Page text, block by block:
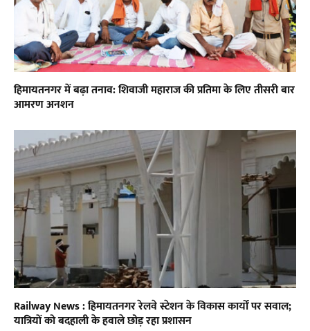
हिमायतनगर में बढ़ा तनाव: शिवाजी महाराज की प्रतिमा के लिए तीसरी बार
आमरण अनशन
Railway News : हिमायतनगर रेलवे स्टेशन के विकास कार्यों पर सवाल;
यात्रियों को बदहाली के हवाले छोड़ रहा प्रशासन